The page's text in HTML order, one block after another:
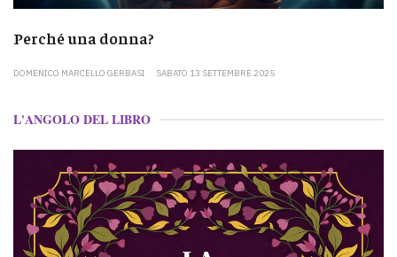
Perché una donna?
DOMENICO MARCELLO GERBASI SABATO 13 SETTEMBRE 2025
L'ANGOLO DEL LIBRO